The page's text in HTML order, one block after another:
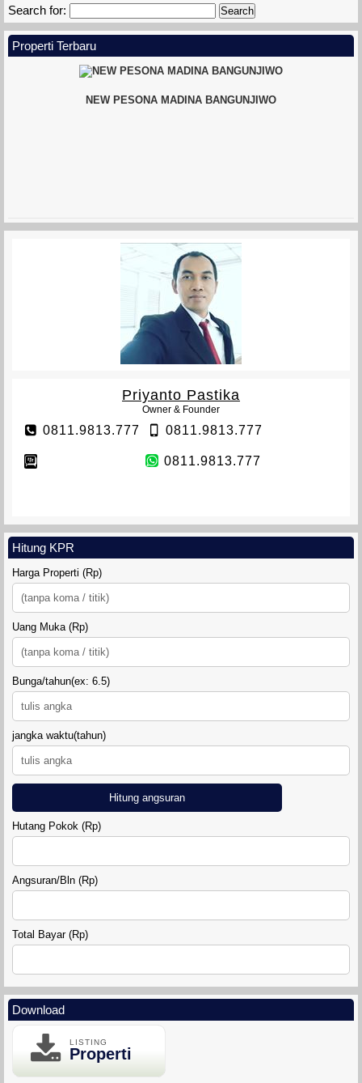
Search for:
Properti Terbaru
NEW PESONA MADINA BANGUNJIWO
MINI KLASTER BANTENG
VETERAN TOWNHOUSE
TANAH SIDOMULYO SLEMAN
DIAMOND LAND SIDOARUM
Priyanto Pastika
Owner & Founder
0811.9813.777 0811.9813.777
0811.9813.777
Hitung KPR
Harga Properti (Rp)
Uang Muka (Rp)
Bunga/tahun(ex: 6.5)
jangka waktu(tahun)
Hitung angsuran
Hutang Pokok (Rp)
Angsuran/Bln (Rp)
Total Bayar (Rp)
Download
LISTING
Properti